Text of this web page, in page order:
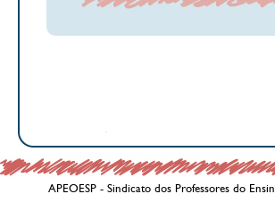
APEOESP - Sindicato dos Professores do